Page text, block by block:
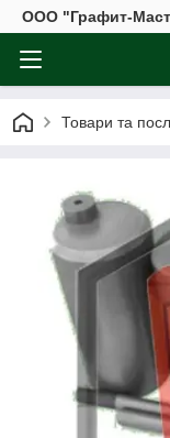
ООО "Графит-
Товари та